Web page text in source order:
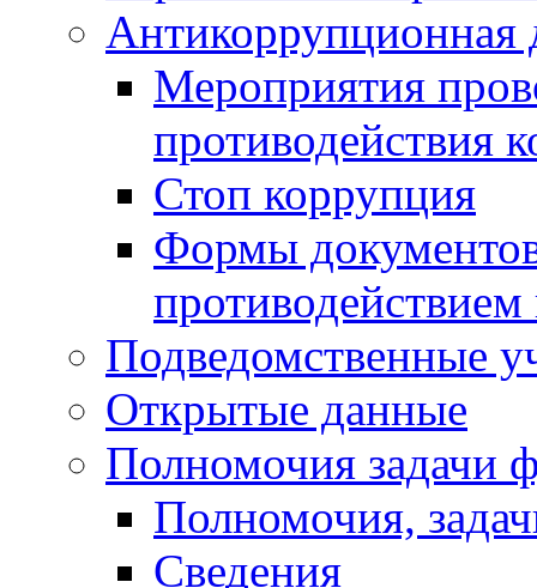
Антикоррупционная
Мероприятия
противодействия
Стоп коррупция
Формы
Подведомственные
Открытые данные
Полномочия задачи
Полномочия,
Сведения